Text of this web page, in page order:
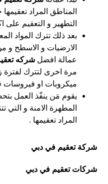
المناطق المراد
التطهير و التعقيم
بعد ذلك تترك المواد
الارضيات و الاسطح و
عمالة افضلشركه
مرة اخرى لتترك
ميكروبات او فيروسات
يقوم مَن ينفّذ العمل
المطهرة الامنة و
المراد تعقيمها .
شركة تعقيم في دبي
شركات تعقيم في دبي